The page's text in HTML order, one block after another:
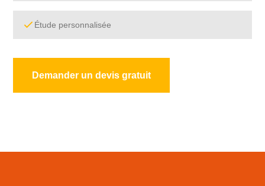
Étude personnalisée
Demander un devis gratuit